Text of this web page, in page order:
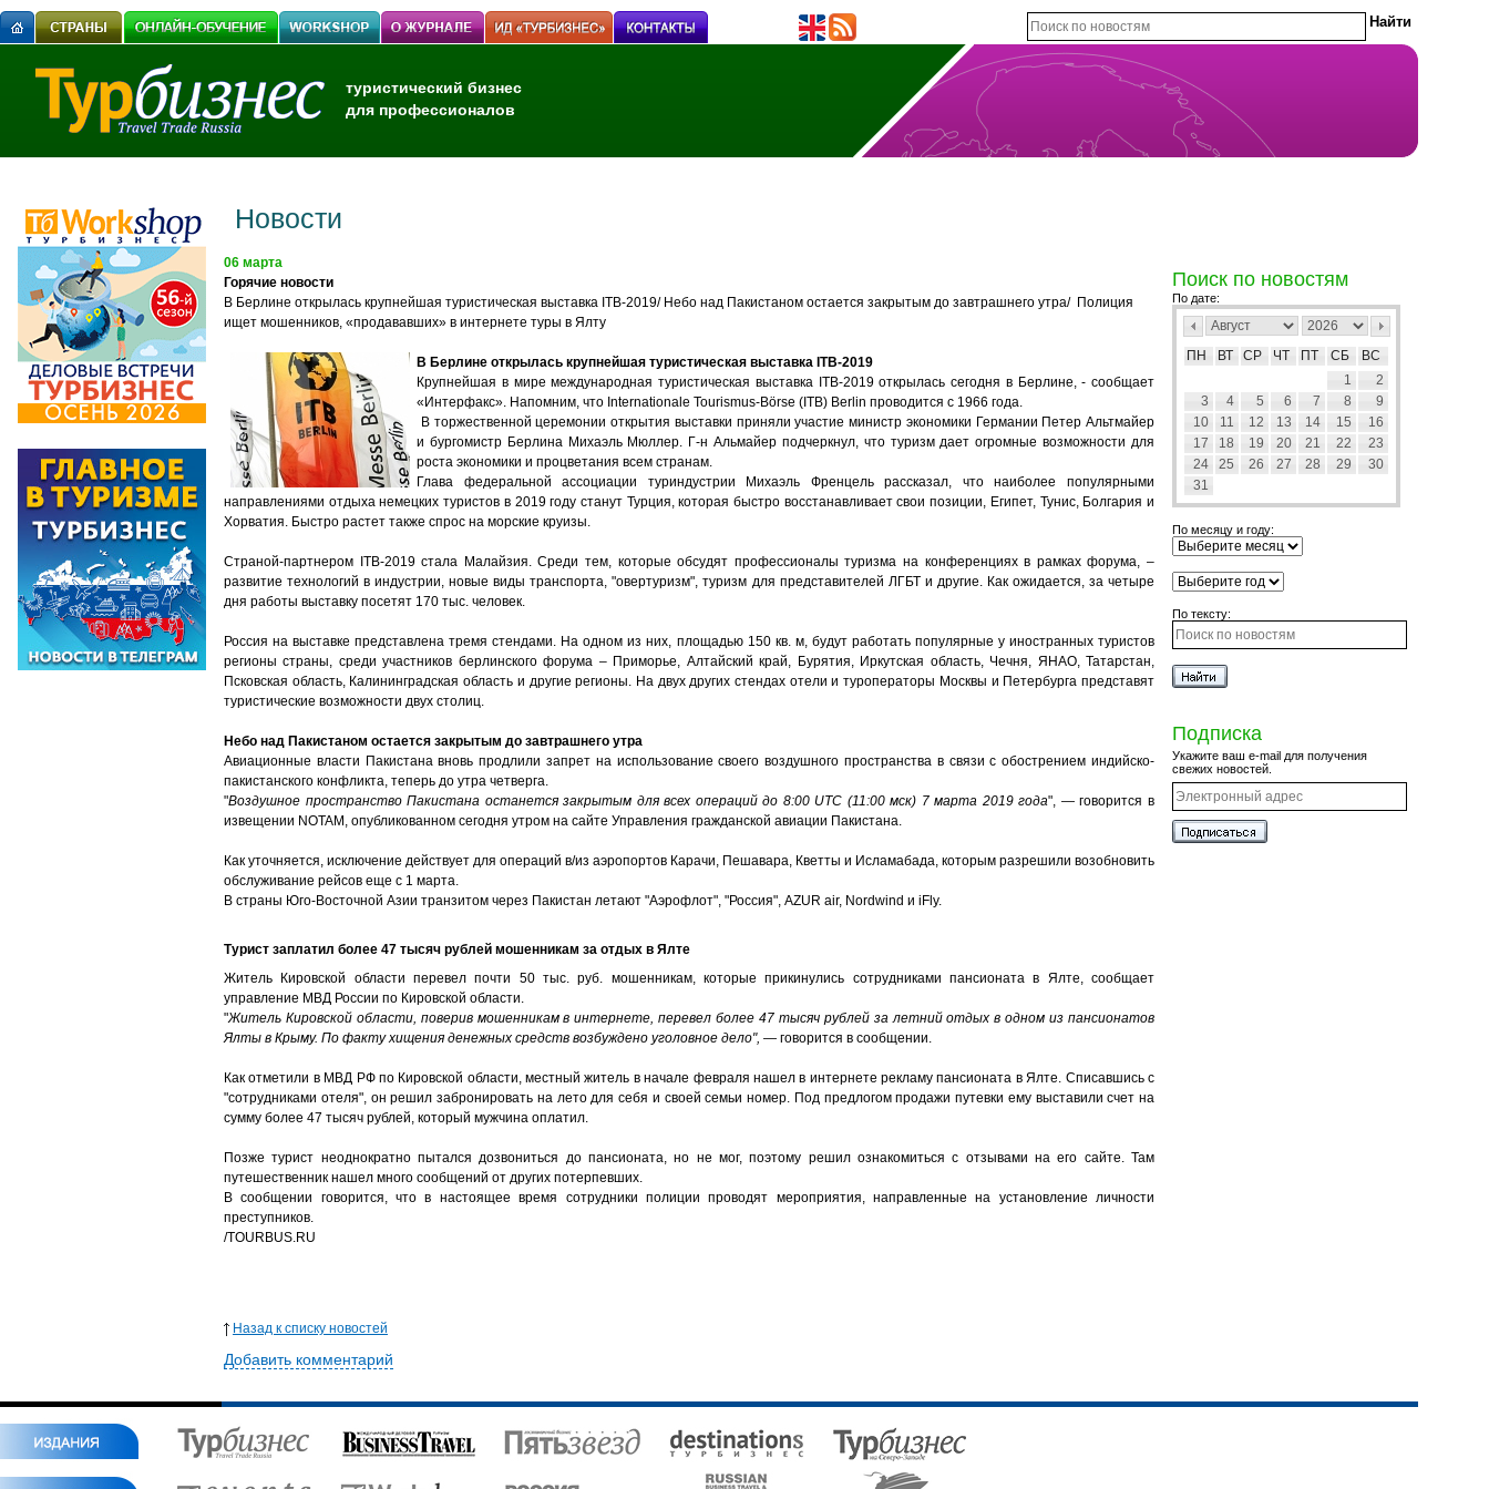
туристический бизнес
для профессионалов
Новости
06 марта
Горячие новости
В Берлине открылась крупнейшая туристическая выставка ITB-2019/ Небо над Пакистаном остается закрытым до завтрашнего утра/ Полиция
ищет мошенников, «продававших» в интернете туры в Ялту
В Берлине открылась крупнейшая туристическая выставка ITB-2019
Крупнейшая в мире международная туристическая выставка ITB-2019 открылась сегодня в Берлине, - сообщает
«Интерфакс». Напомним, что Internationale Tourismus-Börse (ITB) Berlin проводится с 1966 года.
В торжественной церемонии открытия выставки приняли участие министр экономики Германии Петер Альтмайер
и бургомистр Берлина Михаэль Мюллер. Г-н Альмайер подчеркнул, что туризм дает огромные возможности для
роста экономики и процветания всем странам.
Глава федеральной ассоциации туриндустрии Михаэль Френцель рассказал, что наиболее популярными
направлениями отдыха немецких туристов в 2019 году станут Турция, которая быстро восстанавливает свои позиции, Египет, Тунис, Болгария и
Хорватия. Быстро растет также спрос на морские круизы.
Страной-партнером ITB-2019 стала Малайзия. Среди тем, которые обсудят профессионалы туризма на конференциях в рамках форума, –
развитие технологий в индустрии, новые виды транспорта, "овертуризм", туризм для представителей ЛГБТ и другие. Как ожидается, за четыре
дня работы выставку посетят 170 тыс. человек.
Россия на выставке представлена тремя стендами. На одном из них, площадью 150 кв. м, будут работать популярные у иностранных туристов
регионы страны, среди участников берлинского форума – Приморье, Алтайский край, Бурятия, Иркутская область, Чечня, ЯНАО, Татарстан,
Псковская область, Калининградская область и другие регионы. На двух других стендах отели и туроператоры Москвы и Петербурга представят
туристические возможности двух столиц.
Небо над Пакистаном остается закрытым до завтрашнего утра
Авиационные власти Пакистана вновь продлили запрет на использование своего воздушного пространства в связи с обострением индийско-
пакистанского конфликта, теперь до утра четверга.
"Воздушное пространство Пакистана останется закрытым для всех операций до 8:00 UTC (11:00 мск) 7 марта 2019 года", — говорится в
извещении NOTAM, опубликованном сегодня утром на сайте Управления гражданской авиации Пакистана.
Как уточняется, исключение действует для операций в/из аэропортов Карачи, Пешавара, Кветты и Исламабада, которым разрешили возобновить
обслуживание рейсов еще с 1 марта.
В страны Юго-Восточной Азии транзитом через Пакистан летают "Аэрофлот", "Россия", AZUR air, Nordwind и iFly.
Турист заплатил более 47 тысяч рублей мошенникам за отдых в Ялте
Житель Кировской области перевел почти 50 тыс. руб. мошенникам, которые прикинулись сотрудниками пансионата в Ялте, сообщает
управление МВД России по Кировской области.
"Житель Кировской области, поверив мошенникам в интернете, перевел более 47 тысяч рублей за летний отдых в одном из пансионатов
Ялты в Крыму. По факту хищения денежных средств возбуждено уголовное дело", — говорится в сообщении.
Как отметили в МВД РФ по Кировской области, местный житель в начале февраля нашел в интернете рекламу пансионата в Ялте. Списавшись с
"сотрудниками отеля", он решил забронировать на лето для себя и своей семьи номер. Под предлогом продажи путевки ему выставили счет на
сумму более 47 тысяч рублей, который мужчина оплатил.
Позже турист неоднократно пытался дозвониться до пансионата, но не мог, поэтому решил ознакомиться с отзывами на его сайте. Там
путешественник нашел много сообщений от других потерпевших.
В сообщении говорится, что в настоящее время сотрудники полиции проводят мероприятия, направленные на установление личности
преступников.
/TOURBUS.RU
Назад к списку новостей
Добавить комментарий
Поиск по новостям
По дате:
ПН ВТ СР ЧТ ПТ СБ
ВС
1
2
3
4 5 6 7 8
9
10
11 12 13 14 15
16
17
18 19 20 21 22
23
24
25 26 27 28 29
30
31
По месяцу и году:
По тексту:
Подписка
Укажите ваш e-mail для получения
свежих новостей.